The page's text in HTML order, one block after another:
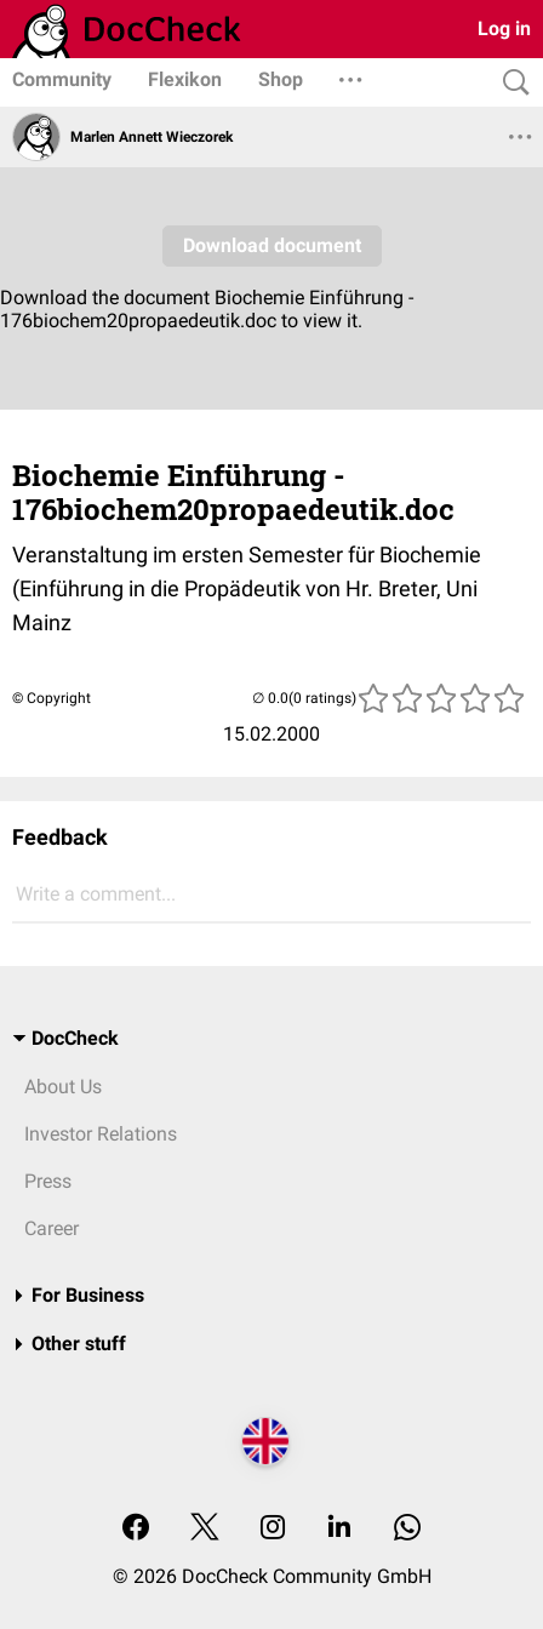
Log in
Community Flexikon Shop
Marlen Annett Wieczorek
Biochemie Einführung -
176biochem20propaedeutik.doc
Veranstaltung im ersten Semester für Biochemie
(Einführung in die Propädeutik von Hr. Breter, Uni
Mainz
© Copyright
15.02.2000
(0 ratings)
Feedback
Write a comment...
DocCheck
About Us
Investor Relations
Press
Career
For Business
Other stuff
© 2026 DocCheck Community GmbH